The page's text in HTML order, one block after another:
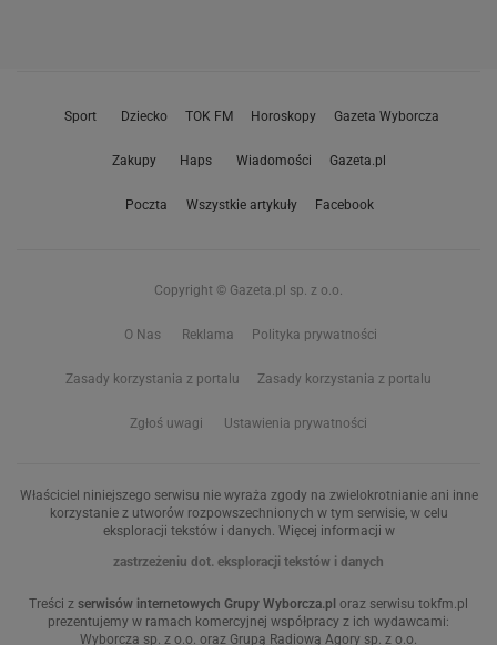
Sport Dziecko TOK FM Horoskopy Gazeta Wyborcza
Zakupy Haps Wiadomości Gazeta.pl
Poczta Wszystkie artykuły Facebook
Copyright © Gazeta.pl sp. z o.o.
O Nas Reklama Polityka prywatności
Zasady korzystania z portalu Zasady korzystania z portalu
Zgłoś uwagi Ustawienia prywatności
Właściciel niniejszego serwisu nie wyraża zgody na zwielokrotnianie ani inne
korzystanie z utworów rozpowszechnionych w tym serwisie, w celu
eksploracji tekstów i danych. Więcej informacji w
zastrzeżeniu dot. eksploracji tekstów i danych
Treści z serwisów internetowych Grupy Wyborcza.pl oraz serwisu tokfm.pl
prezentujemy w ramach komercyjnej współpracy z ich wydawcami:
Wyborcza sp. z o.o. oraz Grupą Radiową Agory sp. z o.o.